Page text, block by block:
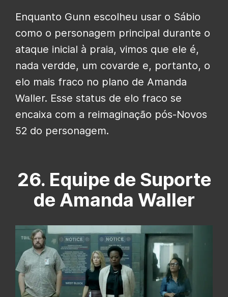
Enquanto Gunn escolheu usar o Sábio
como o personagem principal durante o
ataque inicial à praia, vimos que ele é,
nada verdde, um covarde e, portanto, o
elo mais fraco no plano de Amanda
Waller. Esse status de elo fraco se
encaixa com a reimaginação pós-Novos
52 do personagem.
26. Equipe de Suporte
de Amanda Waller